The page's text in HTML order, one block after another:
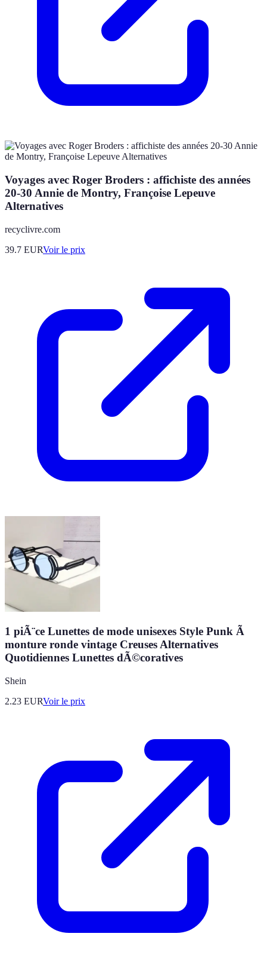
Voyages avec Roger Broders : affichiste des années
20-30 Annie de Montry, Françoise Lepeuve
Alternatives
recyclivre.com
39.7 EURVoir le prix
1 piÃ¨ce Lunettes de mode unisexes Style Punk Ã
monture ronde vintage Creuses Alternatives
Quotidiennes Lunettes dÃ©coratives
Shein
2.23 EURVoir le prix